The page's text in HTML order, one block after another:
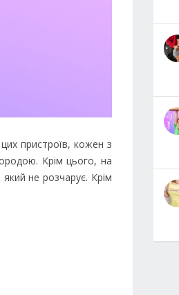
пристроїв, кожен з
Крім цього, на
який не розчарує. Крім